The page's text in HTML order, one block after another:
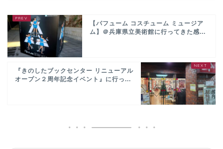
【パフューム コスチューム ミュージア
ム】＠兵庫県立美術館に行ってきた感...
『きのしたブックセンター リニューアル
オープン２周年記念イベント』に行っ...